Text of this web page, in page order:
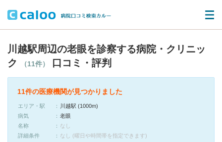
川越駅周辺の老眼を診察する病院・クリニッ
ク
（11件） 口コミ・評判
11件の医療機関が見つかりました
エリア・駅
川越駅 (1000m)
病気
老眼
名称
なし
詳細条件
なし (曜日や時間帯を指定できます)